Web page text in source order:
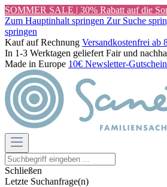
SOMMER SALE | 30% Rabatt auf die
Zum Hauptinhalt springen Zur Suche
springen
Kauf auf Rechnung Versandkostenfrei ab
In 1-3 Werktagen geliefert Fair und
Made in Europe 10€ Newsletter-Gutschein
Schließen
Letzte Suchanfrage(n)